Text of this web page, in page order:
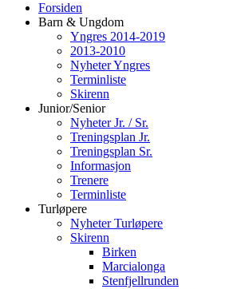
Forsiden
Barn & Ungdom
Yngres 2014-2019
2013-2010
Nyheter Yngres
Terminliste
Skirenn
Junior/Senior
Nyheter Jr. / Sr.
Treningsplan Jr.
Treningsplan Sr.
Informasjon
Trenere
Terminliste
Turløpere
Nyheter Turløpere
Skirenn
Birken
Marcialonga
Stenfjellrunden